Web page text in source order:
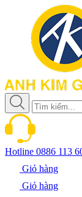
Hotline 0886 113
Giỏ hàng
Giỏ hàng